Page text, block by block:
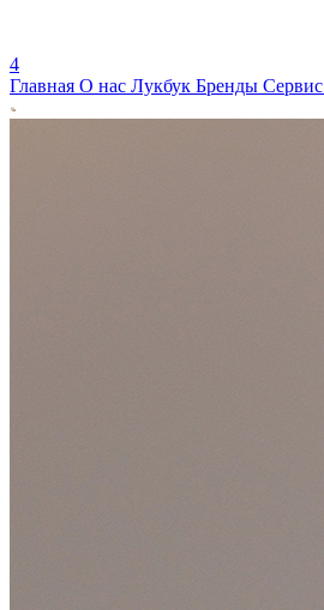
4
Главная О нас Лукбук Бренды Сервис